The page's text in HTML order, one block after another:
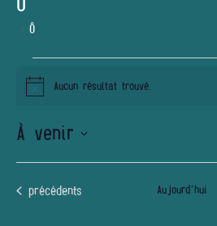
Ô
Ô
ÉVÈNEMENTS
Notice
Aucun résultat trouvé.
À venir
date.
Évènements
précédents Aujourd’hui